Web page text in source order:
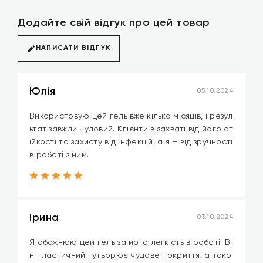
Додайте свій відгук про цей товар
НАПИСАТИ ВІДГУК
Юлія 05.10.2024
Використовую цей гель вже кілька місяців, і резул
ьтат завжди чудовий. Клієнти в захваті від його ст
ійкості та захисту від інфекцій, а я – від зручності
в роботі з ним.
Ірина 03.10.2024
Я обожнюю цей гель за його легкість в роботі. Ві
н пластичний і утворює чудове покриття, а тако